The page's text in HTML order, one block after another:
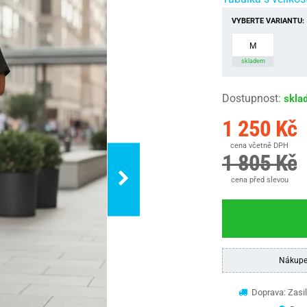
VYBERTE VARIANTU:
M
skladem
Dostupnost:
1 250 Kč
cena včetně DPH
1 805 Kč
cena před slevou
Doprava: